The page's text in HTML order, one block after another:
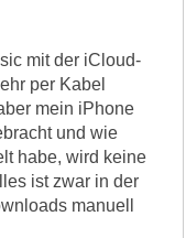
mit der iCloud-
per Kabel
mein iPhone
und wie
habe, wird keine
ist zwar in der
manuell